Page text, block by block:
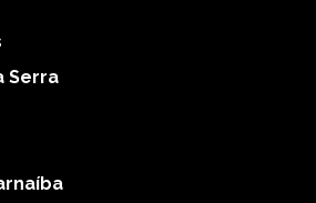
Serra